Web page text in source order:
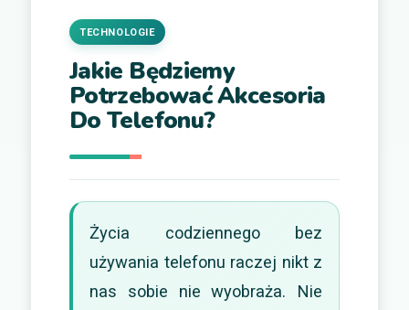
Jakie Będziemy
Potrzebować Akcesoria
Do Telefonu?
TECHNOLOGIE
Życia codziennego bez
używania telefonu raczej nikt z
nas sobie nie wyobraża. Nie